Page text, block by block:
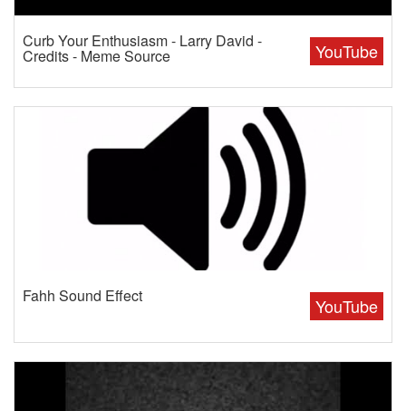
YouTube
Curb Your Enthusiasm - Larry David -
Credits - Meme Source
YouTube
Fahh Sound Effect